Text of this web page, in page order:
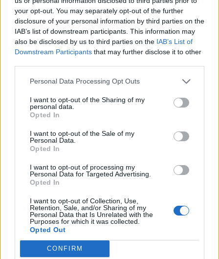
your opt-out. You may separately opt-out of the further
disclosure of your personal information by third parties on the
IAB’s list of downstream participants. This information may
also be disclosed by us to third parties on the IAB’s List of
Downstream Participants that may further disclose it to other
Personal Data Processing Opt Outs
I want to opt-out of the Sharing of my
personal data.
Opted In
I want to opt-out of the Sale of my
Personal Data.
Opted In
I want to opt-out of processing my
Personal Data for Targeted Advertising.
Opted In
I want to opt-out of Collection, Use,
Retention, Sale, and/or Sharing of my
Personal Data that Is Unrelated with the
Purposes for which it was collected.
Opted Out
CONFIRM
2025. október 16., csütörtök
A digitális tükörben torz az önkép
Hasznos
Impresszum
Szerzői jogok
Adatvédelmi tájékoztató
Cookie-kezelési tájékoztató